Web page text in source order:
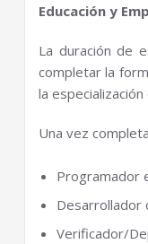
Educación y
La duración de
completar la
la
Una vez
Programador
Desarrollador
Verificador/